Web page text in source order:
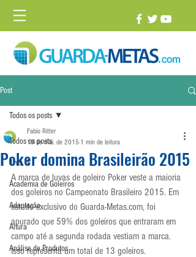
Post
Todos os posts
1 vs. 1
Academia de Goleiros
Adaptação
Altura
Análise de Produtos
Todos os posts
Poker domina Brasileirão 2015
Fabio Ritter
19 de mai. de 2015 1 min de leitura
A marca de luvas de goleiro Poker veste a maioria
dos goleiros no Campeonato Brasileiro 2015. Em
estudo exclusivo do Guarda-Metas.com, foi
apurado que 59% dos goleiros que entraram em
campo até a segunda rodada vestiam a marca.
Isso representa um total de 13 goleiros.